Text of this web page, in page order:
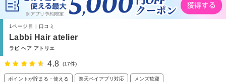
1ページ目 | 口コミ
Labbi Hair atelier
ラビ ヘア アトリエ
4.8 (17件)
ポイントが貯まる・使える 楽天ペイアプリ対応 メンズ歓迎